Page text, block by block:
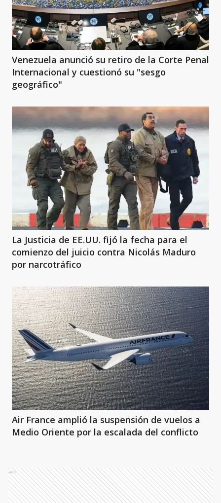
Venezuela anunció su retiro de la Corte Penal
Internacional y cuestionó su "sesgo
geográfico"
La Justicia de EE.UU. fijó la fecha para el
comienzo del juicio contra Nicolás Maduro
por narcotráfico
Air France amplió la suspensión de vuelos a
Medio Oriente por la escalada del conflicto
Ads